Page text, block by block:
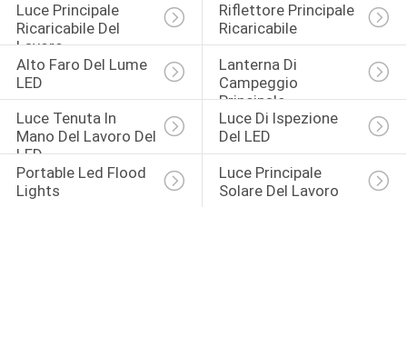
Luce Principale
Ricaricabile Del
Lavoro
Riflettore Principale
Ricaricabile
Alto Faro Del Lume
LED
Lanterna Di
Campeggio
Principale
Luce Tenuta In
Mano Del Lavoro Del
LED
Luce Di Ispezione
Del LED
Portable Led Flood
Lights
Luce Principale
Solare Del Lavoro